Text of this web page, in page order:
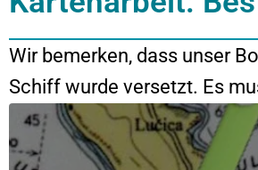
Wir bemerken, dass unser
Schiff wurde versetzt. Es